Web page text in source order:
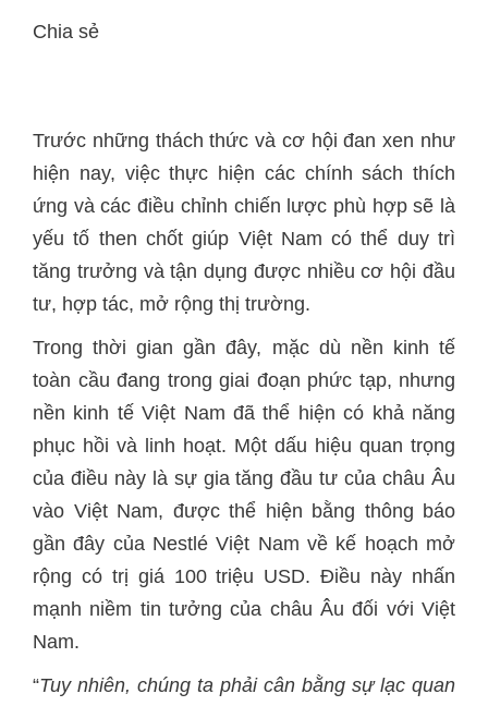
Chia sẻ
Trước những thách thức và cơ hội đan xen như
hiện nay, việc thực hiện các chính sách thích
ứng và các điều chỉnh chiến lược phù hợp sẽ là
yếu tố then chốt giúp Việt Nam có thể duy trì
tăng trưởng và tận dụng được nhiều cơ hội đầu
tư, hợp tác, mở rộng thị trường.
Trong thời gian gần đây, mặc dù nền kinh tế
toàn cầu đang trong giai đoạn phức tạp, nhưng
nền kinh tế Việt Nam đã thể hiện có khả năng
phục hồi và linh hoạt. Một dấu hiệu quan trọng
của điều này là sự gia tăng đầu tư của châu Âu
vào Việt Nam, được thể hiện bằng thông báo
gần đây của Nestlé Việt Nam về kế hoạch mở
rộng có trị giá 100 triệu USD. Điều này nhấn
mạnh niềm tin tưởng của châu Âu đối với Việt
Nam.
“Tuy nhiên, chúng ta phải cân bằng sự lạc quan